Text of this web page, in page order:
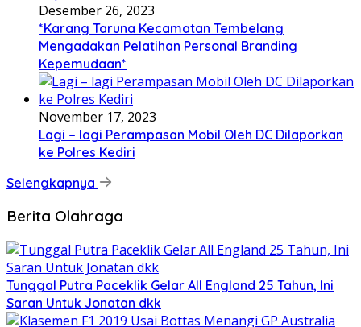
Desember 26, 2023
*Karang Taruna Kecamatan Tembelang
Mengadakan Pelatihan Personal Branding
Kepemudaan*
November 17, 2023
Lagi – lagi Perampasan Mobil Oleh DC Dilaporkan
ke Polres Kediri
Selengkapnya
Berita Olahraga
Tunggal Putra Paceklik Gelar All England 25 Tahun, Ini
Saran Untuk Jonatan dkk